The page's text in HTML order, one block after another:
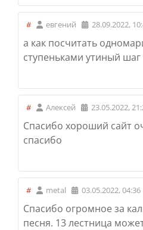
# евгений 28.09.2022,
а как посчитать
ступеньками утиный шаг
# Алексей 23.05.2022,
Спасибо хороший сайт
спасибо
# metal 03.05.2022, 04:36
Спасибо огромное за
песня. 13 лестница